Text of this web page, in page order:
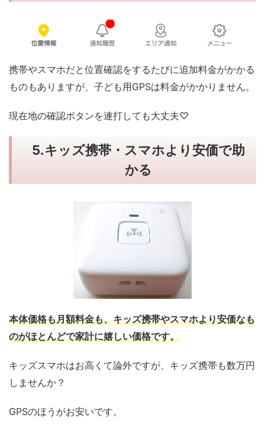
携帯やスマホだと位置確認をするたびに追加料金がかかる
ものもありますが、子ども用GPSは料金がかかりません。
現在地の確認ボタンを連打しても大丈夫♡
5.キッズ携帯・スマホより安価で助
かる
本体価格も月額料金も、キッズ携帯やスマホより安価なも
のがほとんどで家計に嬉しい価格です。
キッズスマホはお高くて論外ですが、キッズ携帯も数万円
しませんか？
GPSのほうがお安いです。